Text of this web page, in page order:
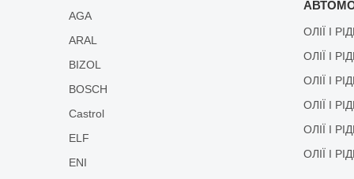
AGA
ARAL
BIZOL
BOSCH
Castrol
ELF
ENI
ОЛІЇ І
ОЛІЇ І
ОЛІЇ І
ОЛІЇ І
ОЛІЇ І
ОЛІЇ І